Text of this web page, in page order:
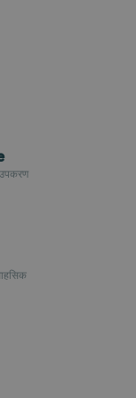
उपकरण